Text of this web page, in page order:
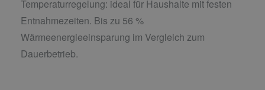
Temperaturregelung: ideal für Haushalte mit festen
Entnahmezeiten. Bis zu 56 %
Wärmeenergieeinsparung im Vergleich zum
Dauerbetrieb.